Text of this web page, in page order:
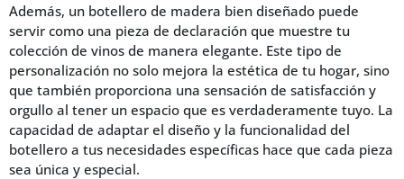
Además, un botellero de madera bien diseñado puede
servir como una pieza de declaración que muestre tu
colección de vinos de manera elegante. Este tipo de
personalización no solo mejora la estética de tu hogar, sino
que también proporciona una sensación de satisfacción y
orgullo al tener un espacio que es verdaderamente tuyo. La
capacidad de adaptar el diseño y la funcionalidad del
botellero a tus necesidades específicas hace que cada pieza
sea única y especial.